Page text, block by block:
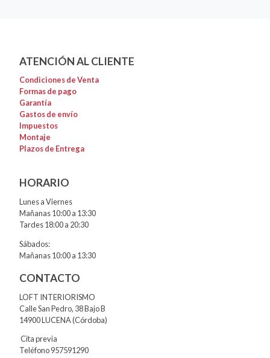
ATENCIÓN AL CLIENTE
Condiciones de Venta
Formas de pago
Garantía
Gastos de envío
Impuestos
Montaje
Plazos de Entrega
HORARIO
Lunes a Viernes
Mañanas 10:00 a 13:30
Tardes 18:00 a 20:30
Sábados:
Mañanas 10:00 a 13:30
CONTACTO
LOFT INTERIORISMO
Calle San Pedro, 38 Bajo B
14900 LUCENA (Córdoba)
Cita previa
Teléfono 957591290